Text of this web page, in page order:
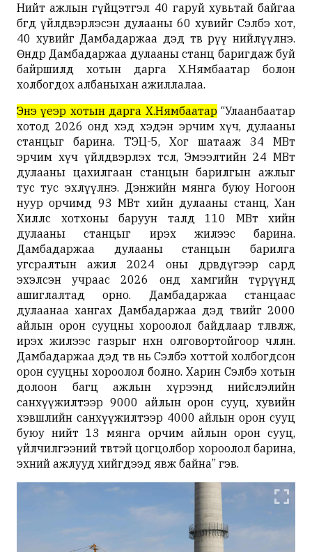
Нийт ажлын гүйцэтгэл 40 гаруй хувьтай байгаа
бөгөөд үйлдвэрлэсэн дулааны 60 хувийг Сэлбэ хот,
40 хувийг Дамбадаржаа дэд төв рүү нийлүүлнэ.
Өнөөдөр Дамбадаржаа дулааны станц баригдаж буй
байршилд хотын дарга Х.Нямбаатар болон
холбогдох албаныхан ажиллалаа.
Энэ үеэр хотын дарга Х.Нямбаатар“Улаанбаатар
хотод 2026 онд хэд хэдэн эрчим хүч, дулааны
станцыг барина. ТЭЦ-5, Хог шатааж 34 МВт
эрчим хүч үйлдвэрлэх төсөл, Эмээлтийн 24 МВт
дулааны цахилгаан станцын барилгын ажлыг
тус тус эхлүүлнэ. Дэнжийн мянга буюу Ногоон
нуур орчимд 93 МВт хийн дулааны станц, Хан
Хиллс хотхоны баруун талд 110 МВт хийн
дулааны станцыг ирэх жилээс барина.
Дамбадаржаа дулааны станцын барилга
угсралтын ажил 2024 оны дөрөвдүгээр сард
эхэлсэн учраас 2026 онд хамгийн түрүүнд
ашиглалтад орно. Дамбадаржаа станцаас
дулаанаа хангах Дамбадаржаа дэд төвийг 2000
айлын орон сууцны хороолол байдлаар төлөвлөж,
ирэх жилээс газрыг нөхөн олговортойгоор чөлөөлнө.
Дамбадаржаа дэд төв нь Сэлбэ хоттой холбогдсон
орон сууцны хороолол болно. Харин Сэлбэ хотын
долоон багц ажлын хүрээнд нийслэлийн
санхүүжилтээр 9000 айлын орон сууц, хувийн
хэвшлийн санхүүжилтээр 4000 айлын орон сууц
буюу нийт 13 мянга орчим айлын орон сууц,
үйлчилгээний төвтэй цогцолбор хороолол барина,
эхний ажлууд хийгдээд явж байна” гэв.